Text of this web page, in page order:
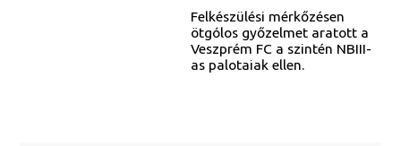
Felkészülési mérkőzésen
ötgólos győzelmet aratott a
Veszprém FC a szintén NBIII-
as palotaiak ellen.